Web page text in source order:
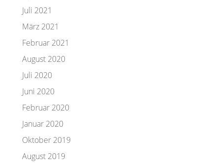
Juli 2021
März 2021
Februar 2021
August 2020
Juli 2020
Juni 2020
Februar 2020
Januar 2020
Oktober 2019
August 2019